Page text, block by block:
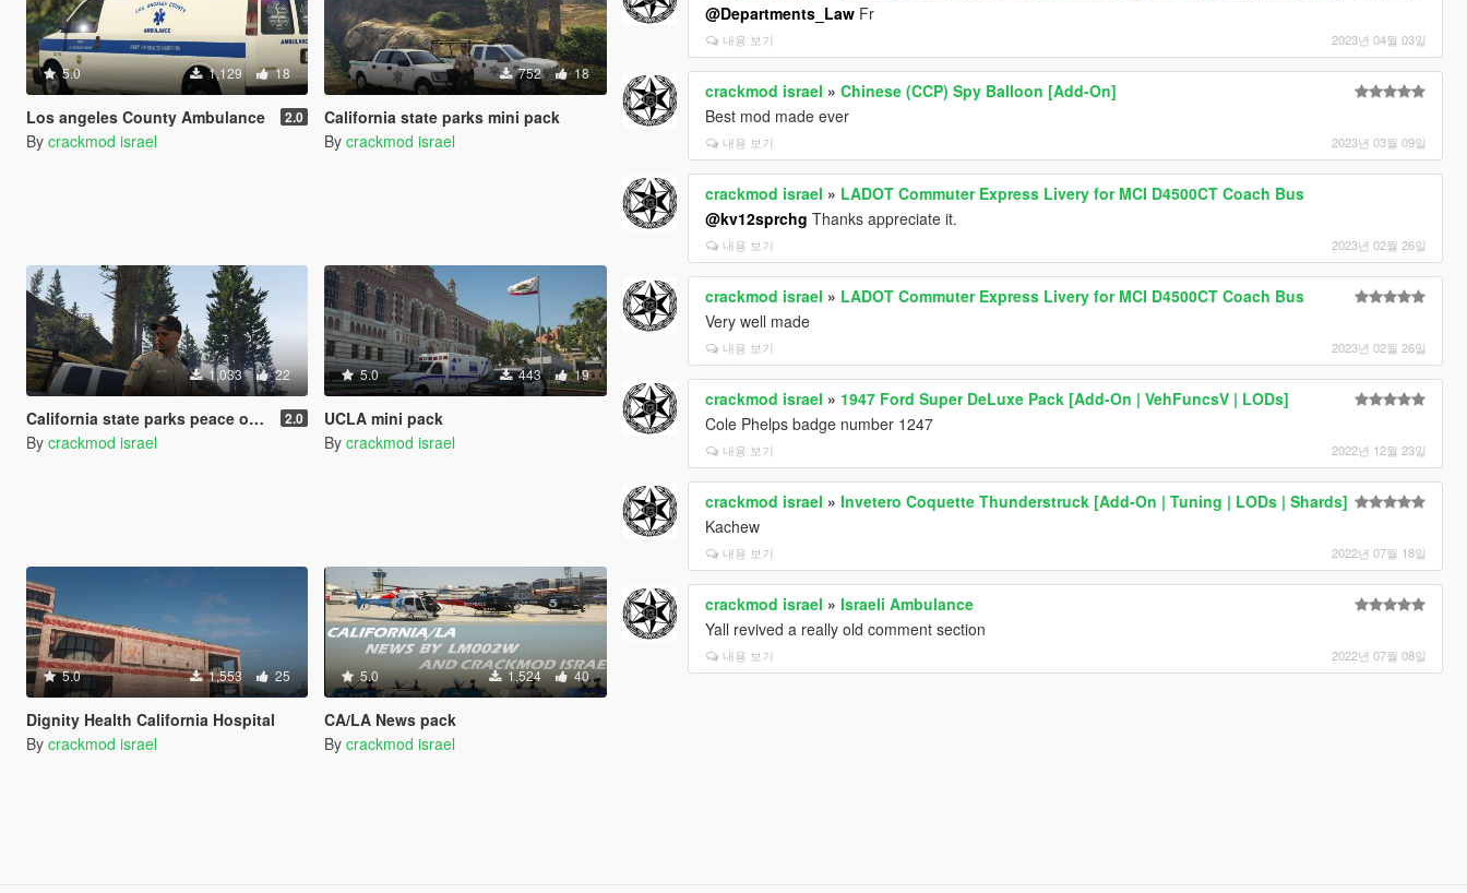
5.0 1,129 18
Los angeles County Ambulance 2.0
By crackmod israel
752 18
California state parks mini pack
By crackmod israel
1,033 22
California state parks peace officer/ranger 2.0
By crackmod israel
5.0 443 19
UCLA mini pack
By crackmod israel
5.0 1,553 25
Dignity Health California Hospital
By crackmod israel
5.0 1,524 40
CA/LA News pack
By crackmod israel
@Departments_Law Fr
내용 보기 2023년 04월 03일
crackmod israel »Chinese (CCP) Spy Balloon [Add-On]
Best mod made ever
내용 보기 2023년 03월 09일
crackmod israel » LADOT Commuter Express Livery for MCI D4500CT Coach Bus
@kv12sprchg Thanks appreciate it.
내용 보기 2023년 02월 26일
crackmod israel » LADOT Commuter Express Livery for MCI D4500CT Coach Bus
Very well made
내용 보기 2023년 02월 26일
crackmod israel » 1947 Ford Super DeLuxe Pack [Add-On | VehFuncsV | LODs]
Cole Phelps badge number 1247
내용 보기 2022년 12월 23일
crackmod israel »Invetero Coquette Thunderstruck [Add-On | Tuning | LODs | Shards]
Kachew
내용 보기 2022년 07월 18일
crackmod israel »Israeli Ambulance
Yall revived a really old comment section
내용 보기 2022년 07월 08일